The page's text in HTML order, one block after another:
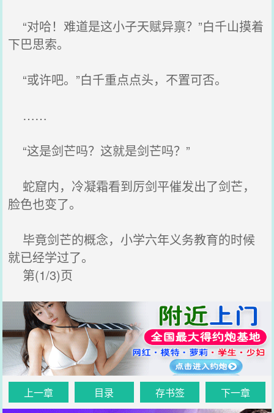
“对哈！难道是这小子天赋异禀？”白千山摸着
下巴思索。
“或许吧。”白千重点点头，不置可否。
……
“这是剑芒吗？这就是剑芒吗？”
蛇窟内，冷凝霜看到厉剑平催发出了剑芒，
脸色也变了。
毕竟剑芒的概念，小学六年义务教育的时候
就已经学过了。
第(1/3)页
上一章 目录 存书签 下一章